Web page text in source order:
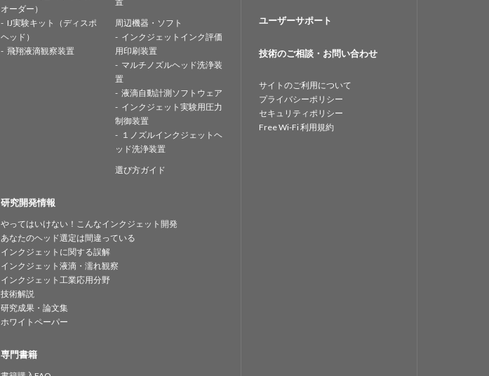
オーダー）
IJ実験キット（ディスポ
ヘッド）
飛翔液滴観察装置
周辺機器・ソフト
インクジェットインク評価
用印刷装置
マルチノズルヘッド洗浄装
置
液滴自動計測ソフトウェア
インクジェット実験用圧力
制御装置
１ノズルインクジェットヘ
ッド洗浄装置
選び方ガイド
研究開発情報
やってはいけない！こんなインクジェット開発
あなたのヘッド選定は間違っている
インクジェットに関する誤解
インクジェット液滴・濡れ観察
インクジェット工業応用分野
技術解説
研究成果・論文集
ホワイトペーパー
専門書籍
ユーザーサポート
技術のご相談・お問い合わせ
サイトのご利用について
プライバシーポリシー
セキュリティポリシー
Free Wi-Fi 利用規約